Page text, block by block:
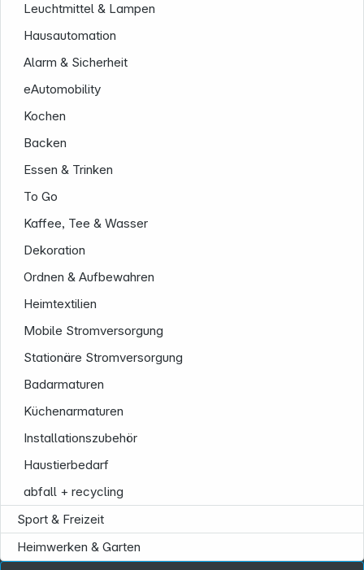
Leuchtmittel & Lampen
Hausautomation
Alarm & Sicherheit
eAutomobility
Kochen
Backen
Essen & Trinken
To Go
Kaffee, Tee & Wasser
Dekoration
Ordnen & Aufbewahren
Heimtextilien
Mobile Stromversorgung
Stationäre Stromversorgung
Badarmaturen
Küchenarmaturen
Installationszubehör
Haustierbedarf
abfall + recycling
Sport & Freizeit
Heimwerken & Garten